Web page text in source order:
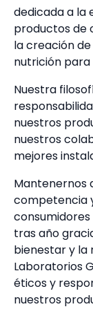
dedicada a la
productos de
la creación
nutrición para
Nuestra
nuestros
nuestros
mejores
Mantenernos
competencia
tras año
bienestar y la
Laboratorios
éticos y
nuestros